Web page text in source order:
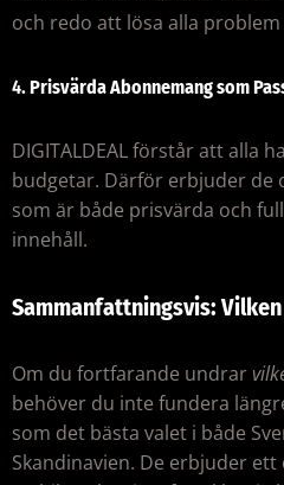
och redo att lösa alla
4.Prisvärda Abonnemang som
DIGITALDEAL förstår att alla
budgetar. Därför erbjuder de
som är både prisvärda och
innehåll.
Sammanfattningsvis:
Om du fortfarande undrar
behöver du inte fundera
som det bästa valet i både
Skandinavien. De erbjuder